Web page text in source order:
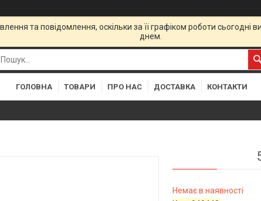
та повідомлення, оскільки за її графіком роботи
днем.
ГОЛОВНА ТОВАРИ ПРО НАС ДОСТАВКА КОНТАКТИ
Немає в наявності